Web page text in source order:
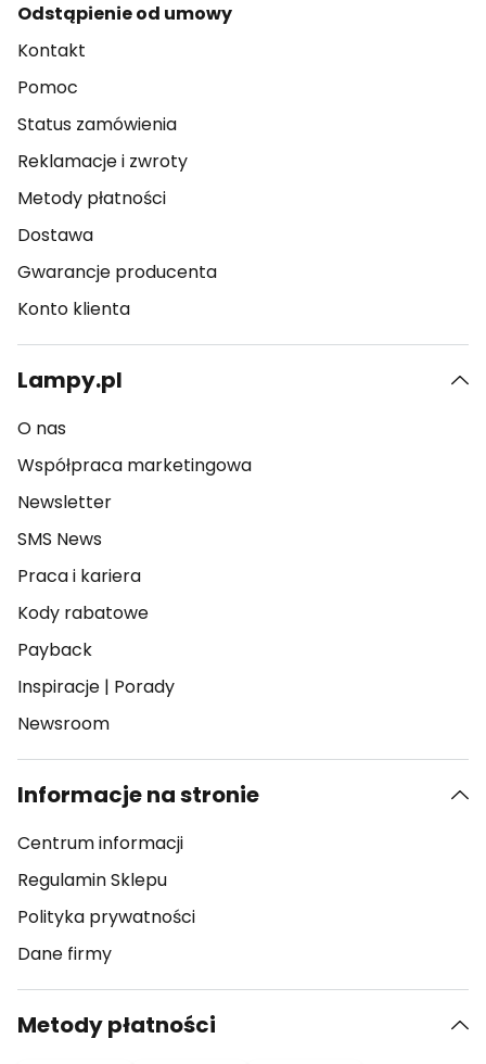
Odstąpienie od umowy
Kontakt
Pomoc
Status zamówienia
Reklamacje i zwroty
Metody płatności
Dostawa
Gwarancje producenta
Konto klienta
Lampy.pl
O nas
Współpraca marketingowa
Newsletter
SMS News
Praca i kariera
Kody rabatowe
Payback
Inspiracje | Porady
Newsroom
Informacje na stronie
Centrum informacji
Regulamin Sklepu
Polityka prywatności
Dane firmy
Metody płatności